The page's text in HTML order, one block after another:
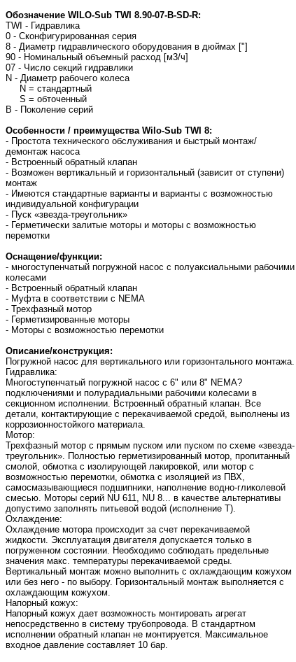
Обозначение WILO-Sub TWI 8.90-07-B-SD-R:
TWI - Гидравлика
0 - Сконфигурированная серия
8 - Диаметр гидравлического оборудования в дюймах ["]
90 - Номинальный объемный расход [м3/ч]
07 - Число секций гидравлики
N - Диаметр рабочего колеса
N = стандартный
S = обточенный
B - Поколение серий
Особенности / преимущества Wilo-Sub TWI 8:
- Простота технического обслуживания и быстрый монтаж/
демонтаж насоса
- Встроенный обратный клапан
- Возможен вертикальный и горизонтальный (зависит от ступени)
монтаж
- Имеются стандартные варианты и варианты с возможностью
индивидуальной конфигурации
- Пуск «звезда-треугольник»
- Герметически залитые моторы и моторы с возможностью
перемотки
Оснащение/функции:
- многоступенчатый погружной насос с полуаксиальными рабочими
колесами
- Встроенный обратный клапан
- Муфта в соответствии с NEMA
- Трехфазный мотор
- Герметизированные моторы
- Моторы с возможностью перемотки
Описание/конструкция:
Погружной насос для вертикального или горизонтального монтажа.
Гидравлика:
Многоступенчатый погружной насос с 6" или 8" NEMA?
подключениями и полурадиальными рабочими колесами в
секционном исполнении. Встроенный обратный клапан. Все
детали, контактирующие с перекачиваемой средой, выполнены из
коррозионностойкого материала.
Мотор:
Трехфазный мотор с прямым пуском или пуском по схеме «звезда-
треугольник». Полностью герметизированный мотор, пропитанный
смолой, обмотка с изолирующей лакировкой, или мотор с
возможностью перемотки, обмотка с изоляцией из ПВХ,
самосмазывающиеся подшипники, наполнение водно-гликолевой
смесью. Моторы серий NU 611, NU 8... в качестве альтернативы
допустимо заполнять питьевой водой (исполнение T).
Охлаждение:
Охлаждение мотора происходит за счет перекачиваемой
жидкости. Эксплуатация двигателя допускается только в
погруженном состоянии. Необходимо соблюдать предельные
значения макс. температуры перекачиваемой среды.
Вертикальный монтаж можно выполнить с охлаждающим кожухом
или без него - по выбору. Горизонтальный монтаж выполняется с
охлаждающим кожухом.
Напорный кожух:
Напорный кожух дает возможность монтировать агрегат
непосредственно в систему трубопровода. В стандартном
исполнении обратный клапан не монтируется. Максимальное
входное давление составляет 10 бар.